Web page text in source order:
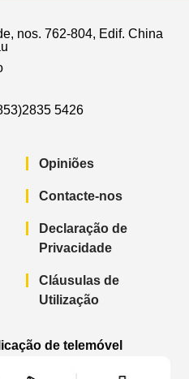
nos. 762-804, Edif. China
5426
Opiniões
Contacte-nos
Declaração de
Privacidade
Cláusulas de
Utilização
de telemóvel